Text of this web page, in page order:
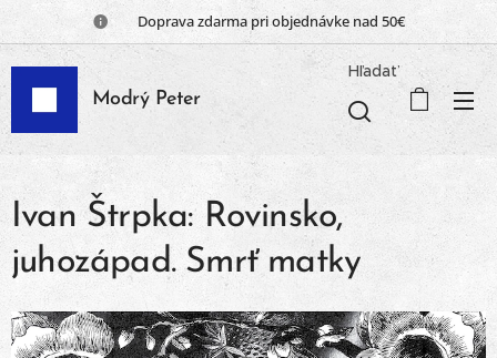
📦 Doprava zdarma pri objednávke nad 50€
Modrý Peter
Hľadať
Ivan Štrpka: Rovinsko,
juhozápad. Smrť matky